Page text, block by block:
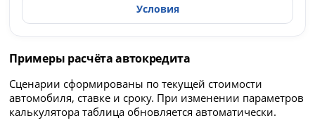
Условия
Примеры расчёта автокредита
Сценарии сформированы по текущей стоимости
автомобиля, ставке и сроку. При изменении параметров
калькулятора таблица обновляется автоматически.